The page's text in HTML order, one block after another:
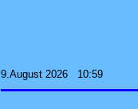
9.August 2026 10:59